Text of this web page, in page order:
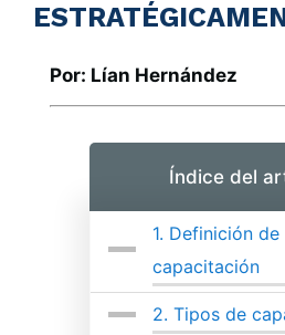
Por: Lían Hernández
Índice del
1. Definición de
capacitación
2.Tipos de